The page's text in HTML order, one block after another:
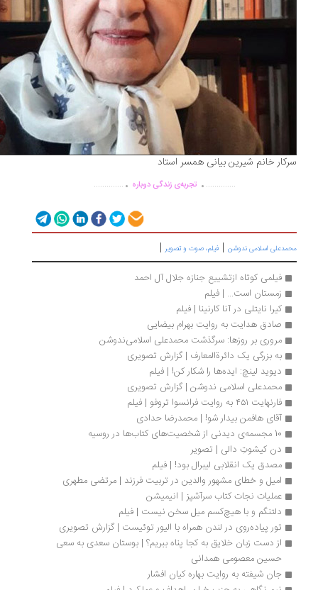
خانم شیرین بیانی همسر استاد
.............. .تجربه‌ی زندگی دوباره ...............
اسلامی ندوشن|فیلم، صوت و تصویر|
فیلمی کوتاه ازتشییع جنازه جلال آل احمد
زمستان است... | فیلم
کیرا نایتلی در آنا کارنینا | فیلم
صادق هدایت به روایت بهرام بیضایی
مروری بر روزها: سرگذشت محمدعلی اسلامی‌ندوشن
به بزرگی یک دائرة‌المعارف | گزارش تصویری
دیوید لینچ: ایده‌ها را شکار کن! | فیلم
محمدعلی اسلامی ندوشن | گزارش تصویری
فارنهایت ۴۵۱ به روایت فرانسوا تروفو | فیلم
آقای هافمن بیدار شو! | محمدرضا حدادی
دن کیشوتِ دالی | تصویر
مصدق یک انقلابی لیبرال بود! | فیلم
امیل و خطای مشهور والدین در تربیت فرزند | مرتضی مطهری
عملیات نجات کتاب سرآشپز | انیمیشن
دلتنگم و با هیچ‌کسم میل سخن نیست | فیلم
تور پیاده‌روی در لندن همراه با الیور توئیست | گزارش تصویری
از دست زبان خلایق به کجا پناه ببریم؟ | بوستان سعدی به سعی
حسین معصومی همدانی
جان شیفته به روایت بهاره کیان افشار